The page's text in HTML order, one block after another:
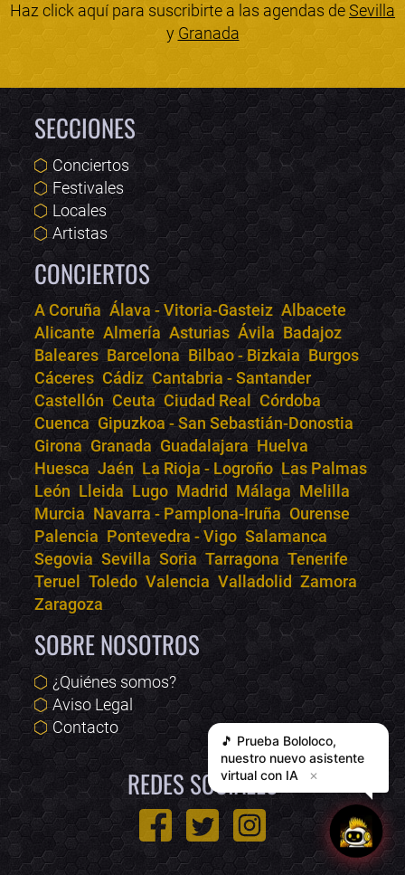
Haz click aquí para suscribirte a las agendas deSevilla
y Granada
SECCIONES
Conciertos
Festivales
Locales
Artistas
CONCIERTOS
A Coruña Álava - Vitoria-Gasteiz Albacete
Alicante Almería Asturias Ávila Badajoz
Baleares Barcelona Bilbao - Bizkaia Burgos
Cáceres Cádiz Cantabria - Santander
Castellón Ceuta Ciudad Real
Córdoba
Cuenca Gipuzkoa - San Sebastián-Donostia
Girona Granada Guadalajara Huelva
Huesca Jaén La Rioja - Logroño Las Palmas
León Lleida Lugo Madrid Málaga Melilla
Murcia Navarra - Pamplona-Iruña Ourense
Palencia Pontevedra - Vigo Salamanca
Segovia Sevilla Soria Tarragona Tenerife
Teruel
Toledo Valencia Valladolid Zamora
Zaragoza
SOBRE NOSOTROS
¿Quiénes somos?
Aviso Legal
Contacto
REDES SOCIALES
🎵 Prueba Bololoco,
nuestro nuevo asistente
virtual con IA
✕
Bololoco · conciertos.club
Online · Te ayudo a encontrar conciertos